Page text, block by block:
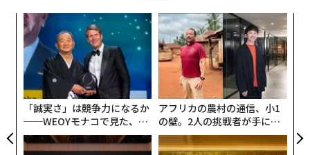
AIの未来を左右する「ハードウェア」の重要性、大規模モデル化に欠けた
視点とは
タグ：
AI / 人工知能 イスラエル 機械学習 医療
ヘルスケア
健康
ロボット/ロボティクス
advertisement
そこでカーニーは方向転換し、ヒューマノイドのロボテ
ィクス企業であるパルソナAIのチーフエンジニアに就任
した。累計調達額が2700万ドル（約38億9000億円）の
同社は、Boston Dynamics（ボストン・ダイナミクス）
やFoundation Robotics（ファウンデーション・ロボテ
ィクス）、Figure AI（フィギュアAI）など、この分野の
ユニコーンをライバルに見据えている。
「誠実さ」は競争力になるか
──WEOYモナコで見た、く
ら寿司の経営哲学
アフリカの農村の通信、小1
の壁。2人の挑戦者が手にし
た「次なる武器」